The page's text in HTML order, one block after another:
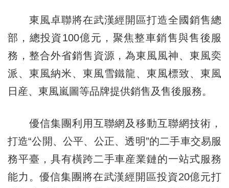
東風卓聯將在武漢經開區打造全國銷售總
部，總投資100億元，聚焦整車銷售與售後服
務，整合外省銷售資源，為東風風神、東風奕
派、東風納米、東風雪鐵龍、東風標致、東風
日産、東風嵐圖等品牌提供銷售及售後服務。
優信集團利用互聯網及移動互聯網技術，
打造“公開、公平、公正、透明”的二手車交易服
務平臺，具有橫跨二手車産業鏈的一站式服務
能力。優信集團將在武漢經開區投資20億元打